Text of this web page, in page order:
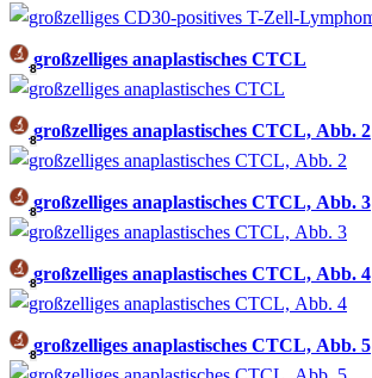
8großzelliges anaplastisches CTCL
8großzelliges anaplastisches CTCL, Abb. 2
8großzelliges anaplastisches CTCL, Abb. 3
8großzelliges anaplastisches CTCL, Abb. 4
8großzelliges anaplastisches CTCL, Abb. 5